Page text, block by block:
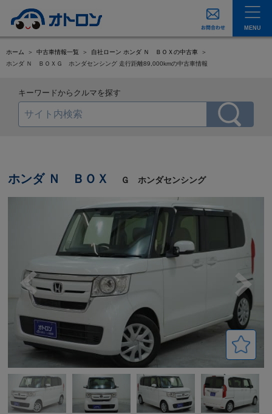
MENU
ホーム 中古車情報一覧
自社ローン ホンダ Ｎ ＢＯＸの中古車
ホンダ Ｎ ＢＯＸＧ ホンダセンシング 走行距離89,000kmの中古車情報
キーワードからクルマを探す
ホンダ Ｎ ＢＯＸ Ｇ ホンダセンシング